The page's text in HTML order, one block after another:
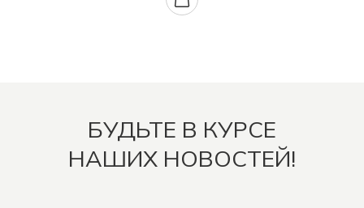
БУДЬТЕ В КУРСЕ
НАШИХ НОВОСТЕЙ!